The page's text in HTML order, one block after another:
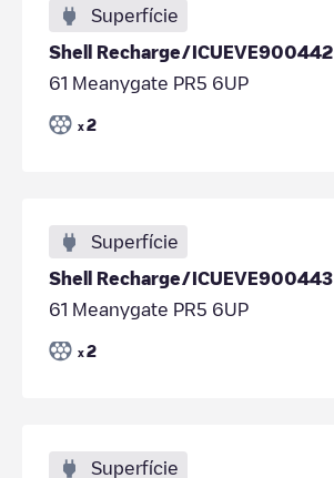
Superfície
Shell Recharge/ICUEVE900442
61 Meanygate PR5 6UP
x 2
Superfície
Shell Recharge/ICUEVE900443
61 Meanygate PR5 6UP
x 2
Superfície